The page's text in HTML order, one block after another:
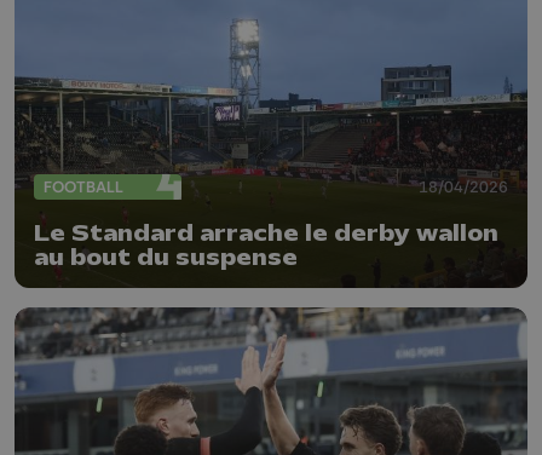
FOOTBALL 18/04/2026
Le Standard arrache le derby wallon
au bout du suspense